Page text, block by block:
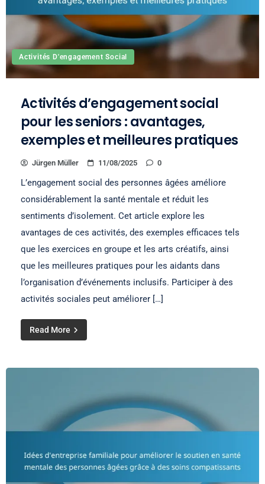
Activités D'engagement Social
Activités d’engagement social
pour les seniors : avantages,
exemples et meilleures pratiques
Jürgen Müller 11/08/2025 0
L’engagement social des personnes âgées améliore
considérablement la santé mentale et réduit les
sentiments d’isolement. Cet article explore les
avantages de ces activités, des exemples efficaces tels
que les exercices en groupe et les arts créatifs, ainsi
que les meilleures pratiques pour les aidants dans
l’organisation d’événements inclusifs. Participer à des
activités sociales peut améliorer […]
Read More